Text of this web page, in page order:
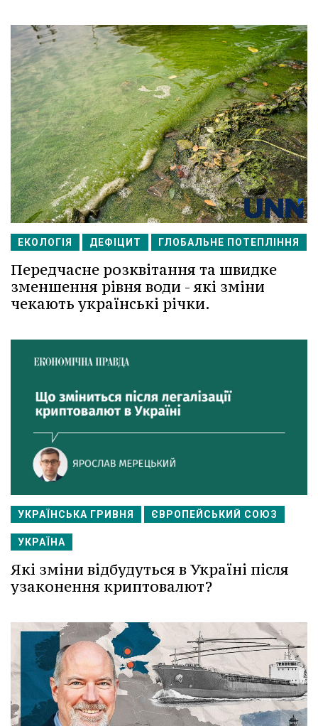
ЕКОЛОГІЯ ДЕФІЦИТ ГЛОБАЛЬНЕ ПОТЕПЛІННЯ
Передчасне розквітання та швидке
зменшення рівня води - які зміни
чекають українські річки.
УКРАЇНСЬКА ГРИВНЯ ЄВРОПЕЙСЬКИЙ СОЮЗ
УКРАЇНА
Які зміни відбудуться в Україні після
узаконення криптовалют?